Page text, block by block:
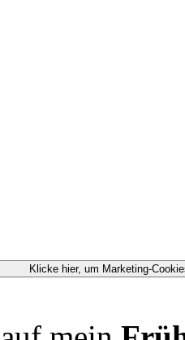
Klicke hier, um Marketing-